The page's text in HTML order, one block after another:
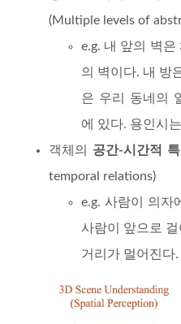
(Multiple levels of
e.g. 내 앞의 벽
의 벽이다. 내 방
은 우리 동네의
에 있다. 용인시
객체의 공간-시간적 특
temporal relations)
e.g. 사람이 의자
사람이 앞으로
거리가 멀어진다.